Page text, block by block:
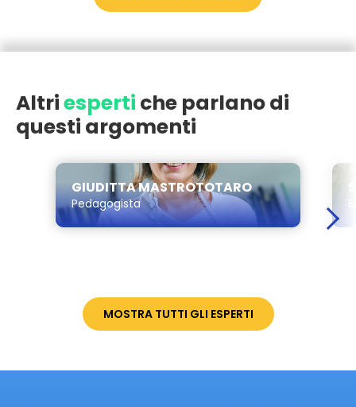
Altriesperti che parlano di
questi argomenti
GIUDITTA MASTROTOTARO
Pedagogista
MOSTRA TUTTI GLI ESPERTI